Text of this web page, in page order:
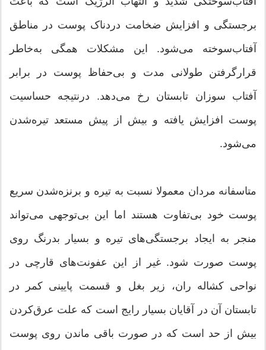
برجستگی و افزایش ضخامت دردناک پوست در مناطق
آفتاب‌سوخته می‌شود. این مشکلات همگی به‌خاطر
قرارگرفتن طولانی مدت و بی‌حفاظ پوست در برابر
آفتاب سوزان تابستان رخ می‌دهد. درنتیجه حساسیت
پوست افزایش یافته و بیش از پیش مستعد تیره‌شدن
می‌شود.
متاسفانه مردان معمولا نسبت به تیره و برنزه‌شدن سریع
پوست خود بی‌تفاوت هستند اما این بی‌توجهی می‌تواند
منجر به ایجاد برجستگی‌های تیره و بسیار بدرنگ روی
پوست صورت شود. غیر از این عفونت‌های قارچی در
نواحی کشاله ران، زیر بغل و قسمت پایینی کمر در
تابستان آن در آقایان بسیار رایج است که علت عرق‌کردن
بیش از حد است که در صورت باقی ماندن روی پوست